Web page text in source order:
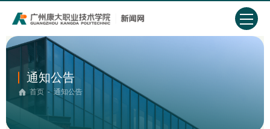
通知公告
首页 - 通知公告